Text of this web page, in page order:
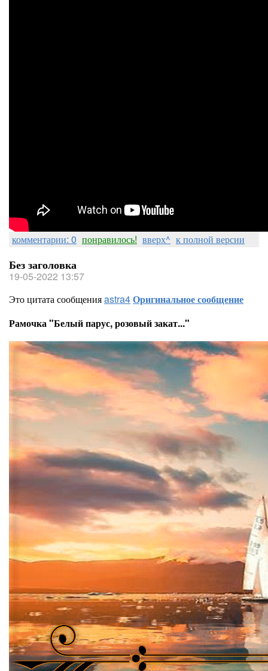
комментарии: 0 понравилось! вверх^ к полной версии
Без заголовка
19-05-2022 13:57
Это цитата сообщенияastra4Оригинальное сообщение
Рамочка "Белый парус, розовый закат..."